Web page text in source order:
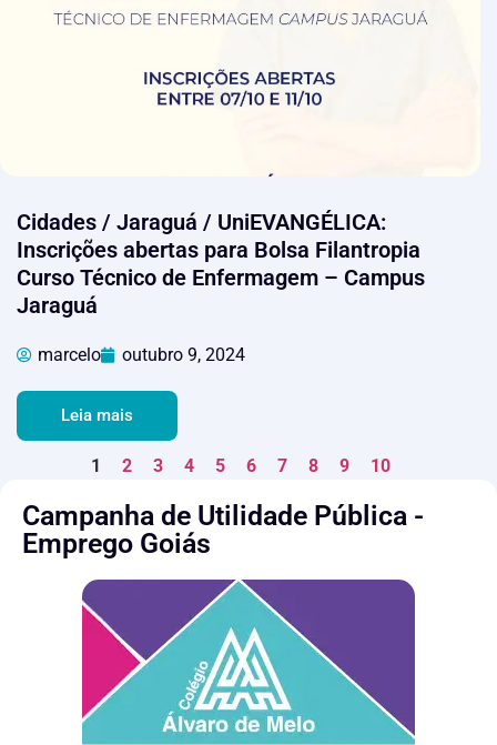
Cidades / Jaraguá / UniEVANGÉLICA:
Inscrições abertas para Bolsa Filantropia
Curso Técnico de Enfermagem – Campus
Jaraguá
marcelo outubro 9, 2024
Leia mais
1 2 3 4 5 6 7 8 9 10
Campanha de Utilidade Pública -
Emprego Goiás